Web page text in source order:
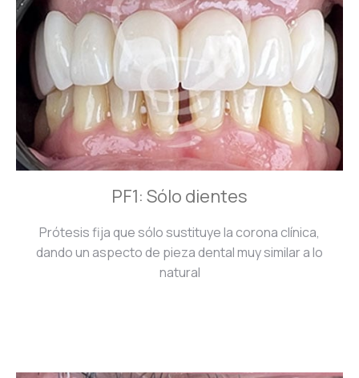
PF1: Sólo dientes
Prótesis fija que sólo sustituye la corona clínica,
dando un aspecto de pieza dental muy similar a lo
natural